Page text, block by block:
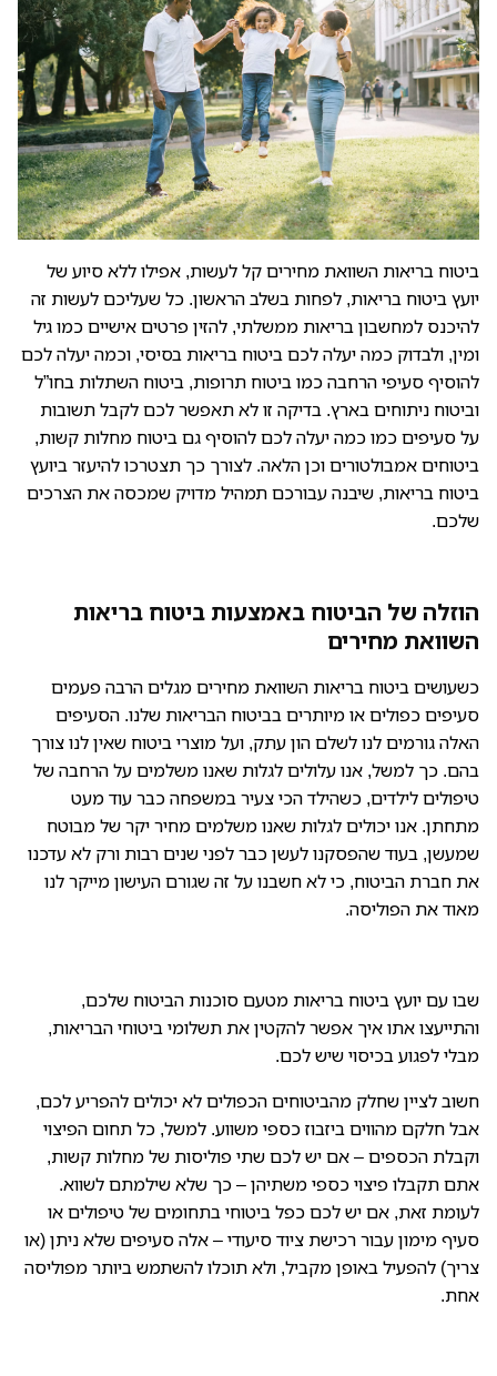
ביטוח בריאות השוואת מחירים קל לעשות, אפילו ללא סיוע של
יועץ ביטוח בריאות, לפחות בשלב הראשון. כל שעליכם לעשות זה
להיכנס למחשבון בריאות ממשלתי, להזין פרטים אישיים כמו גיל
ומין, ולבדוק כמה יעלה לכם ביטוח בריאות בסיסי, וכמה יעלה לכם
להוסיף סעיפי הרחבה כמו ביטוח תרופות, ביטוח השתלות בחו”ל
וביטוח ניתוחים בארץ. בדיקה זו לא תאפשר לכם לקבל תשובות
על סעיפים כמו כמה יעלה לכם להוסיף גם ביטוח מחלות קשות,
ביטוחים אמבולטורים וכן הלאה. לצורך כך תצטרכו להיעזר ביועץ
ביטוח בריאות, שיבנה עבורכם תמהיל מדויק שמכסה את הצרכים
שלכם.
הוזלה של הביטוח באמצעות ביטוח בריאות
השוואת מחירים
כשעושים ביטוח בריאות השוואת מחירים מגלים הרבה פעמים
סעיפים כפולים או מיותרים בביטוח הבריאות שלנו. הסעיפים
האלה גורמים לנו לשלם הון עתק, ועל מוצרי ביטוח שאין לנו צורך
בהם. כך למשל, אנו עלולים לגלות שאנו משלמים על הרחבה של
טיפולים לילדים, כשהילד הכי צעיר במשפחה כבר עוד מעט
מתחתן. אנו יכולים לגלות שאנו משלמים מחיר יקר של מבוטח
שמעשן, בעוד שהפסקנו לעשן כבר לפני שנים רבות ורק לא עדכנו
את חברת הביטוח, כי לא חשבנו על זה שגורם העישון מייקר לנו
מאוד את הפוליסה.
שבו עם יועץ ביטוח בריאות מטעם סוכנות הביטוח שלכם,
והתייעצו אתו איך אפשר להקטין את תשלומי ביטוחי הבריאות,
מבלי לפגוע בכיסוי שיש לכם.
חשוב לציין שחלק מהביטוחים הכפולים לא יכולים להפריע לכם,
אבל חלקם מהווים ביזבוז כספי משווע. למשל, כל תחום הפיצוי
וקבלת הכספים – אם יש לכם שתי פוליסות של מחלות קשות,
אתם תקבלו פיצוי כספי משתיהן – כך שלא שילמתם לשווא.
לעומת זאת, אם יש לכם כפל ביטוחי בתחומים של טיפולים או
סעיף מימון עבור רכישת ציוד סיעודי – אלה סעיפים שלא ניתן (או
צריך) להפעיל באופן מקביל, ולא תוכלו להשתמש ביותר מפוליסה
אחת.